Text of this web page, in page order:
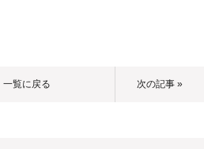
一覧に戻る 次の記事 »